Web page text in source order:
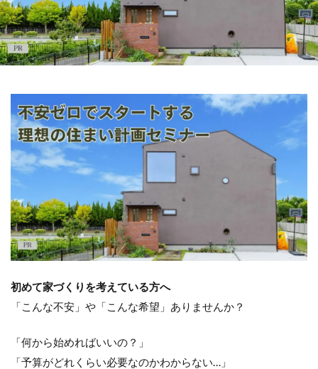
初めて家づくりを考えている方へ
「こんな不安」や「こんな希望」ありませんか？
「何から始めればいいの？」
「予算がどれくらい必要なのかわからない…」